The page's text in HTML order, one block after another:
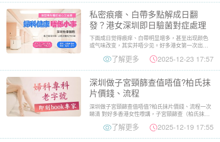
私密痕癢、白帶多點解成日翻
發？港女深圳即日驗菌對症處理
下面成日觉得痕痒、白帶明显增多，甚至出现颜色
或气味改变，其实并唔少见。好多港女第一次出现
了解更多 2025-12-23 17:57
深圳做子宮頸篩查值唔值?柏氏抹
片價錢、流程
深圳做子宮頸篩查值唔值?柏氏抹片價錢、流程一次
睇清 對好多香港女性嚟講，子宮頸篩查（柏氏抹片
了解更多 2025-12-19 17:55